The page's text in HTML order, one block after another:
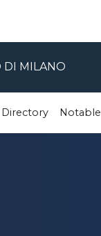
DI MILANO
Notable